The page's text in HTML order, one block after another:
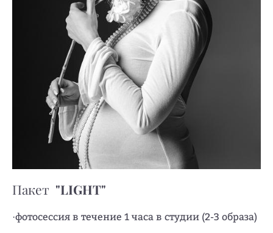
Пакет "LIGHT"
·фотосессия в течение 1 часа в студии (2-3 образа)